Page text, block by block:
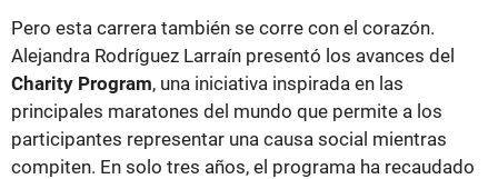
Pero esta carrera también se corre con el corazón.
Alejandra Rodríguez Larraín presentó los avances del
Charity Program, una iniciativa inspirada en las
principales maratones del mundo que permite a los
participantes representar una causa social mientras
compiten. En solo tres años, el programa ha recaudado